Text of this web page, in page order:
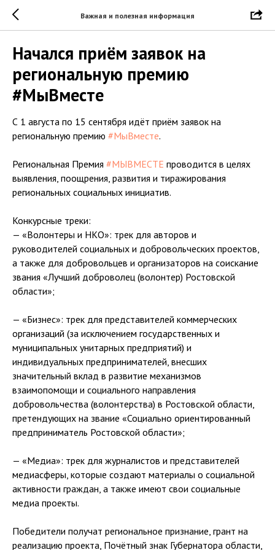
Важная и полезная информация
Начался приём заявок на
региональную премию
#МыВместе
С 1 августа по 15 сентября идёт приём заявок на
региональную премию #МыВместе.
Региональная Премия #МЫВМЕСТЕ проводится в целях
выявления, поощрения, развития и тиражирования
региональных социальных инициатив.
Конкурсные треки:
— «Волонтеры и НКО»: трек для авторов и
руководителей социальных и добровольческих проектов,
а также для добровольцев и организаторов на соискание
звания «Лучший доброволец (волонтер) Ростовской
области»;
— «Бизнес»: трек для представителей коммерческих
организаций (за исключением государственных и
муниципальных унитарных предприятий) и
индивидуальных предпринимателей, внесших
значительный вклад в развитие механизмов
взаимопомощи и социального направления
добровольчества (волонтерства) в Ростовской области,
претендующих на звание «Социально ориентированный
предприниматель Ростовской области»;
— «Медиа»: трек для журналистов и представителей
медиасферы, которые создают материалы о социальной
активности граждан, а также имеют свои социальные
медиа проекты.
Победители получат региональное признание, грант на
реализацию проекта, Почётный знак Губернатора области,